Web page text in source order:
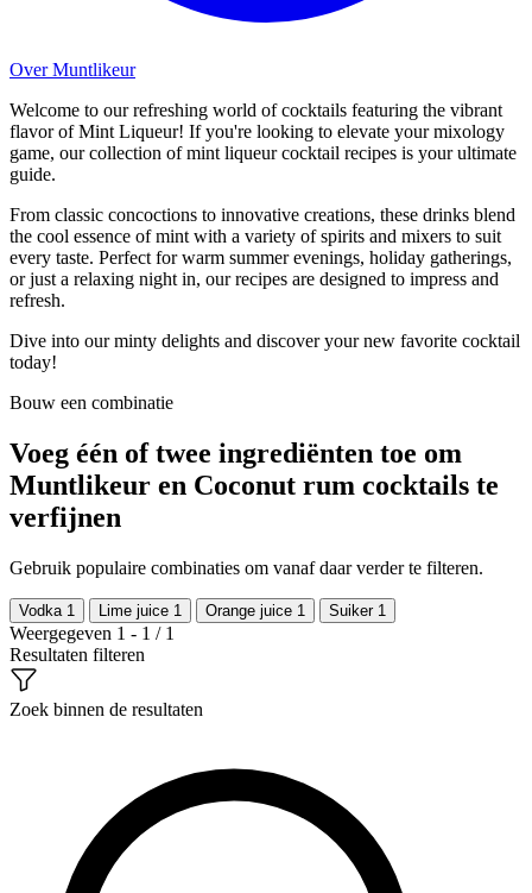
Over Muntlikeur
Welcome to our refreshing world of cocktails featuring the vibrant
flavor of Mint Liqueur! If you're looking to elevate your mixology
game, our collection of mint liqueur cocktail recipes is your ultimate
guide.
From classic concoctions to innovative creations, these drinks blend
the cool essence of mint with a variety of spirits and mixers to suit
every taste. Perfect for warm summer evenings, holiday gatherings,
or just a relaxing night in, our recipes are designed to impress and
refresh.
Dive into our minty delights and discover your new favorite cocktail
today!
Bouw een combinatie
Voeg één of twee ingrediënten toe om
Muntlikeur en Coconut rum cocktails te
verfijnen
Gebruik populaire combinaties om vanaf daar verder te filteren.
Vodka 1 Lime juice 1 Orange juice 1 Suiker 1
Weergegeven 1 - 1 / 1
Resultaten filteren
Zoek binnen de resultaten